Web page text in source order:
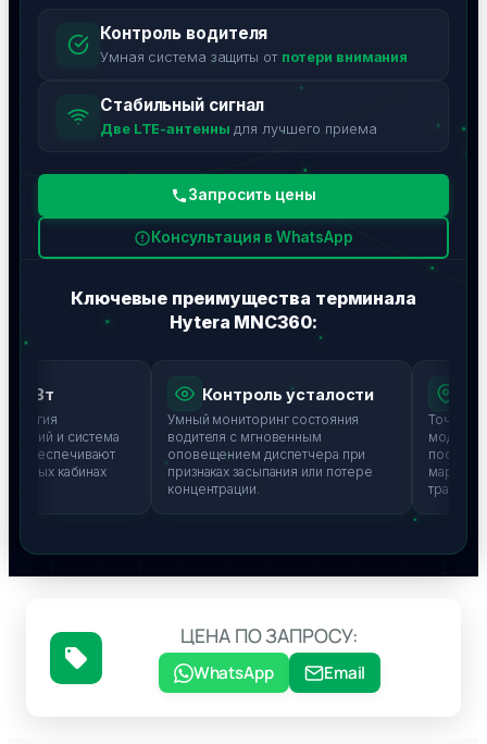
Контроль водителя
Умная система защиты от потери внимания
Стабильный сигнал
Две LTE-антенны для лучшего приема
Запросить цены
Консультация в WhatsApp
Ключевые преимущества терминала
Hytera MNC360:
и система
кабинах
Контроль усталости
Умный мониторинг состояния
водителя с мгновенным
оповещением диспетчера при
признаках засыпания или потере
концентрации.
A-
Точный и
модуль
маршрутов
ЦЕНА ПО ЗАПРОСУ:
WhatsApp Email